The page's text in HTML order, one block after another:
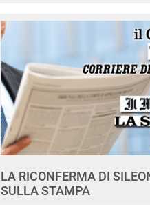
LA RICONFERMA DI
SULLA STAMPA